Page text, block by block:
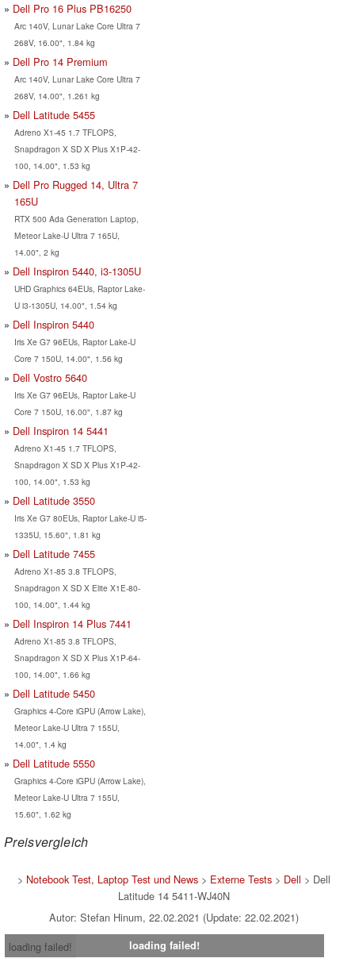
Dell Pro 16 Plus PB16250
Arc 140V, Lunar Lake Core Ultra 7
268V, 16.00", 1.84 kg
Dell Pro 14 Premium
Arc 140V, Lunar Lake Core Ultra 7
268V, 14.00", 1.261 kg
Dell Latitude 5455
Adreno X1-45 1.7 TFLOPS,
Snapdragon X SD X Plus X1P-42-
100, 14.00", 1.53 kg
Dell Pro Rugged 14, Ultra 7
165U
RTX 500 Ada Generation Laptop,
Meteor Lake-U Ultra 7 165U,
14.00", 2 kg
Dell Inspiron 5440, i3-1305U
UHD Graphics 64EUs, Raptor Lake-
U i3-1305U, 14.00", 1.54 kg
Dell Inspiron 5440
Iris Xe G7 96EUs, Raptor Lake-U
Core 7 150U, 14.00", 1.56 kg
Dell Vostro 5640
Iris Xe G7 96EUs, Raptor Lake-U
Core 7 150U, 16.00", 1.87 kg
Dell Inspiron 14 5441
Adreno X1-45 1.7 TFLOPS,
Snapdragon X SD X Plus X1P-42-
100, 14.00", 1.53 kg
Dell Latitude 3550
Iris Xe G7 80EUs, Raptor Lake-U i5-
1335U, 15.60", 1.81 kg
Dell Latitude 7455
Adreno X1-85 3.8 TFLOPS,
Snapdragon X SD X Elite X1E-80-
100, 14.00", 1.44 kg
Dell Inspiron 14 Plus 7441
Adreno X1-85 3.8 TFLOPS,
Snapdragon X SD X Plus X1P-64-
100, 14.00", 1.66 kg
Dell Latitude 5450
Graphics 4-Core iGPU (Arrow Lake),
Meteor Lake-U Ultra 7 155U,
14.00", 1.4 kg
Dell Latitude 5550
Graphics 4-Core iGPU (Arrow Lake),
Meteor Lake-U Ultra 7 155U,
15.60", 1.62 kg
Preisvergleich
> Notebook Test, Laptop Test und News> Externe Tests> Dell > Dell
Latitude 14 5411-WJ40N
Autor: Stefan Hinum, 22.02.2021 (Update: 22.02.2021)
loading failed!
loading failed!